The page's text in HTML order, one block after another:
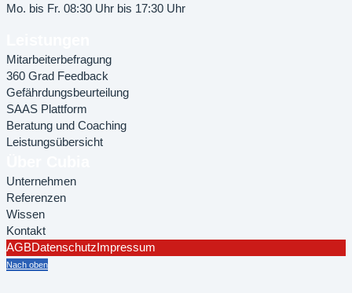
Mo. bis Fr. 08:30 Uhr bis 17:30 Uhr
Mitarbeiterbefragung
360 Grad Feedback
Gefährdungsbeurteilung
SAAS Plattform
Beratung und Coaching
Leistungsübersicht
Unternehmen
Referenzen
Wissen
Kontakt
AGBDatenschutz Impressum
Nach oben